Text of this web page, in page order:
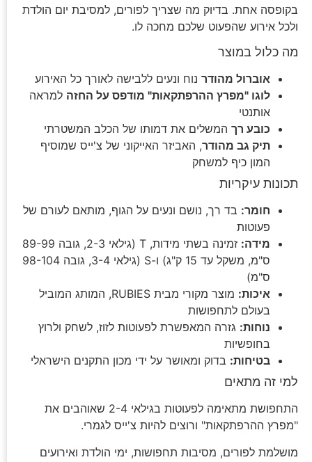
בקופסה אחת. בדיוק מה שצריך לפורים, למסיבת יום הולדת
ולכל אירוע שהפעוט שלכם מחכה לו.
מה כלול במוצר
אוברול מהודר נוח ונעים ללבישה לאורך כל האירוע
לוגו "מפרץ ההרפתקאות" מודפס על החזה למראה
אותנטי
כובע רך המשלים את דמותו של הכלב המשטרתי
תיק גב מהודר, האביזר האייקוני של צ'ייס שמוסיף
המון כיף למשחק
תכונות עיקריות
חומר: בד רך, נושם ונעים על הגוף, מותאם לעורם של
פעוטות
מידה:
זמינה בשתי מידות, T (גילאי 2-3, גובה 89-99
ס"מ, משקל עד 15 ק"ג) ו-S (גילאי 3-4, גובה 98-104
ס"מ)
איכות:
מוצר מקורי מבית RUBIES, המותג המוביל
בעולם לתחפושות
נוחות: גזרה המאפשרת לפעוטות לזוז, לשחק ולרוץ
בחופשיות
בטיחות: בדוק ומאושר על ידי מכון התקנים הישראלי
למי זה מתאים
התחפושת מתאימה לפעוטות בגילאי 2-4 שאוהבים את
"מפרץ ההרפתקאות" ורוצים להיות צ'ייס לגמרי.
מושלמת לפורים, מסיבות תחפושות, ימי הולדת ואירועים